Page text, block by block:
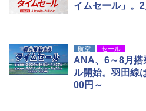
イムセール」。
航空 セール
ANA、6～8月搭
ル開始。羽田線
00円～